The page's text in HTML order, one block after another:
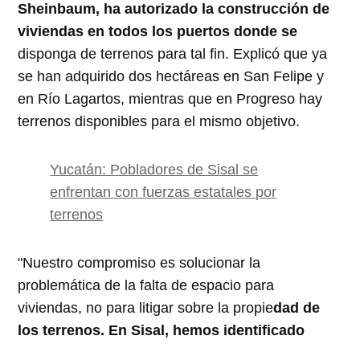
Sheinbaum, ha autorizado la construcción de
viviendas en todos los puertos donde se
disponga de terrenos para tal fin. Explicó que ya
se han adquirido dos hectáreas en San Felipe y
en Río Lagartos, mientras que en Progreso hay
terrenos disponibles para el mismo objetivo.
Yucatán: Pobladores de Sisal se
enfrentan con fuerzas estatales por
terrenos
"Nuestro compromiso es solucionar la
problemática de la falta de espacio para
viviendas, no para litigar sobre la propiedad de
los terrenos. En Sisal, hemos identificado